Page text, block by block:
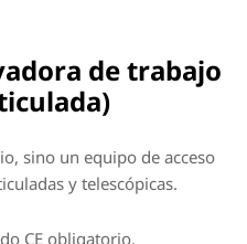
de trabajo
sino un equipo de acceso
y telescópicas.
CE obligatorio.